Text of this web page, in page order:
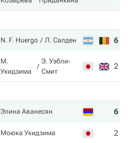
N. F. Huergo Л. Салден 6
М.
Укидзима
Э. Уэбли-
Смит
2
Элина Аванесян 6
Моюка Укидзима 2